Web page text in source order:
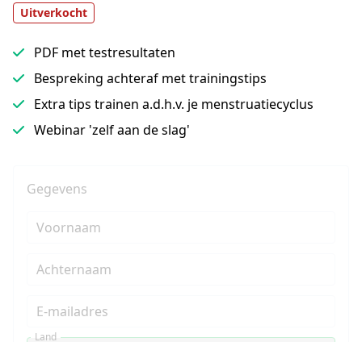
Uitverkocht
PDF met testresultaten
Bespreking achteraf met trainingstips
Extra tips trainen a.d.h.v. je menstruatiecyclus
Webinar 'zelf aan de slag'
Gegevens
Voornaam
Achternaam
E-mailadres
Land